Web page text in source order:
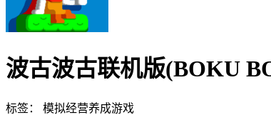
波古波古联机版(BOKU
标签： 模拟经营养成游戏